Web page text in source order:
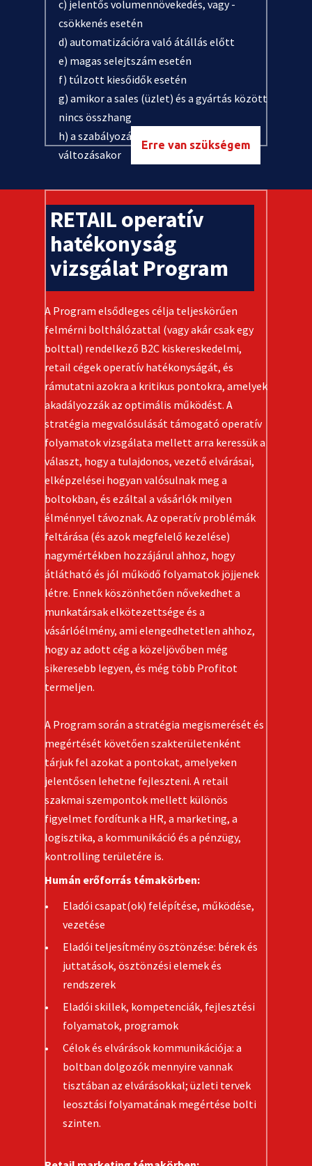
c) jelentős volumennövekedés, vagy -
csökkenés esetén
d) automatizációra való átállás előtt
e) magas selejtszám esetén
f) túlzott kiesőidők esetén
g) amikor a sales (üzlet) és a gyártás között
nincs összhang
h) a szabályozási környezet jelentős
változásakor
Erre van szükségem
RETAIL operatív
hatékonyság
vizsgálat Program
A Program elsődleges célja teljeskörűen
felmérni bolthálózattal (vagy akár csak egy
bolttal) rendelkező B2C kiskereskedelmi,
retail cégek operatív hatékonyságát, és
rámutatni azokra a kritikus pontokra, amelyek
akadályozzák az optimális működést. A
stratégia megvalósulását támogató operatív
folyamatok vizsgálata mellett arra keressük a
választ, hogy a tulajdonos, vezető elvárásai,
elképzelései hogyan valósulnak meg a
boltokban, és ezáltal a vásárlók milyen
élménnyel távoznak. Az operatív problémák
feltárása (és azok megfelelő kezelése)
nagymértékben hozzájárul ahhoz, hogy
átlátható és jól működő folyamatok jöjjenek
létre. Ennek köszönhetően nővekedhet a
munkatársak elkötezettsége és a
vásárlóélmény, ami elengedhetetlen ahhoz,
hogy az adott cég a közeljövőben még
sikeresebb legyen, és még több Profitot
termeljen.
A Program során a stratégia megismerését és
megértését követően szakterületenként
tárjuk fel azokat a pontokat, amelyeken
jelentősen lehetne fejleszteni. A retail
szakmai szempontok mellett különös
figyelmet fordítunk a HR, a marketing, a
logisztika, a kommunikáció és a pénzügy,
kontrolling területére is.
Humán erőforrás témakörben:
Eladói csapat(ok) felépítése, működése,
vezetése
Eladói teljesítmény ösztönzése: bérek és
juttatások, ösztönzési elemek és
rendszerek
Eladói skillek, kompetenciák, fejlesztési
folyamatok, programok
Célok és elvárások kommunikációja: a
boltban dolgozók mennyire vannak
tisztában az elvárásokkal; üzleti tervek
leosztási folyamatának megértése bolti
szinten.